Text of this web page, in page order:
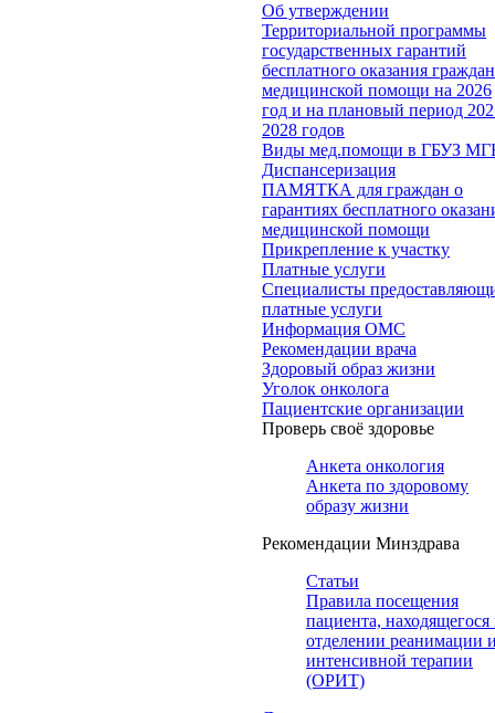
Об утверждении
Территориальной программы
государственных гарантий
бесплатного оказания
медицинской помощи на 2026
год и на плановый период
2028 годов
Виды мед.помощи в ГБУЗ
Диспансеризация
ПАМЯТКА для граждан о
гарантиях бесплатного
медицинской помощи
Прикрепление к участку
Платные услуги
Специалисты
платные услуги
Информация ОМС
Рекомендации врача
Здоровый образ жизни
Уголок онколога
Пациентские организации
Проверь своё здоровье
Анкета онкология
Анкета по здоровому
образу жизни
Рекомендации Минздрава
Статьи
Правила посещения
пациента, находящегося
отделении реанимации и
интенсивной терапии
(ОРИТ)